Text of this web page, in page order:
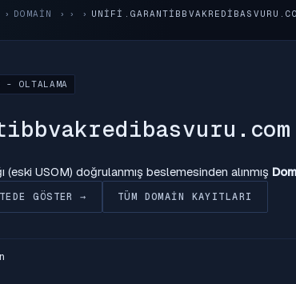
DOMAIN ›
- OLTALAMA
(eski USOM) doğrulanmış beslemesinden alınmış
GÖSTER → TÜM DOMAIN KAYITLARI